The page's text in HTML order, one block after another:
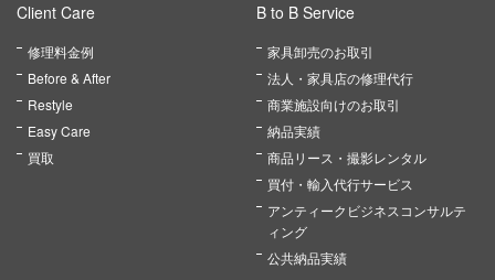
Client Care
修理料金例
Before & After
Restyle
Easy Care
買取
B to B Service
家具卸売のお取引
法人・家具店の修理代行
商業施設向けのお取引
納品実績
商品リース・撮影レンタル
買付・輸入代行サービス
アンティークビジネスコンサルテ
ィング
公共納品実績